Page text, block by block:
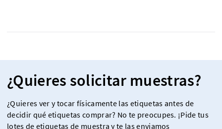
¿Quieres solicitar muestras?
¿Quieres ver y tocar físicamente las etiquetas antes de
decidir qué etiquetas comprar? No te preocupes. ¡Pide tus
lotes de etiquetas de muestra y te las enviamos